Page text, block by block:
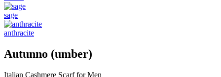
sage
anthracite
Autunno (umber)
Italian Cashmere Scarf for Men